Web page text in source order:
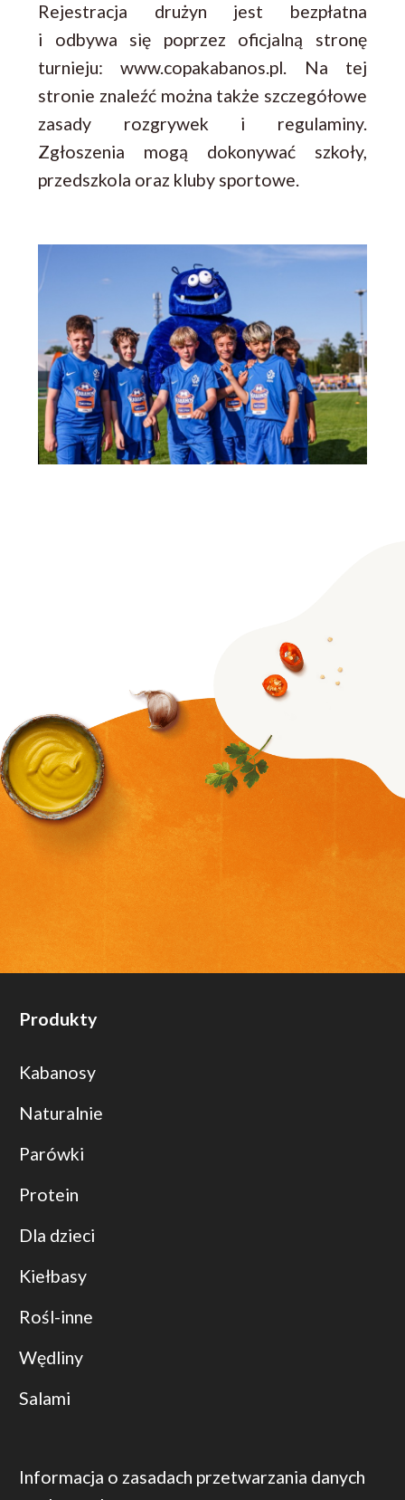
Rejestracja drużyn jest bezpłatna
i odbywa się poprzez oficjalną stronę
turnieju: www.copakabanos.pl. Na tej
stronie znaleźć można także szczegółowe
zasady rozgrywek i regulaminy.
Zgłoszenia mogą dokonywać szkoły,
przedszkola oraz kluby sportowe.
Produkty
Kabanosy
Naturalnie
Parówki
Protein
Dla dzieci
Kiełbasy
Rośl-inne
Wędliny
Salami
Informacja o zasadach przetwarzania danych